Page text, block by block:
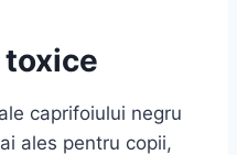
caprifoiului negru
ales pentru copii,